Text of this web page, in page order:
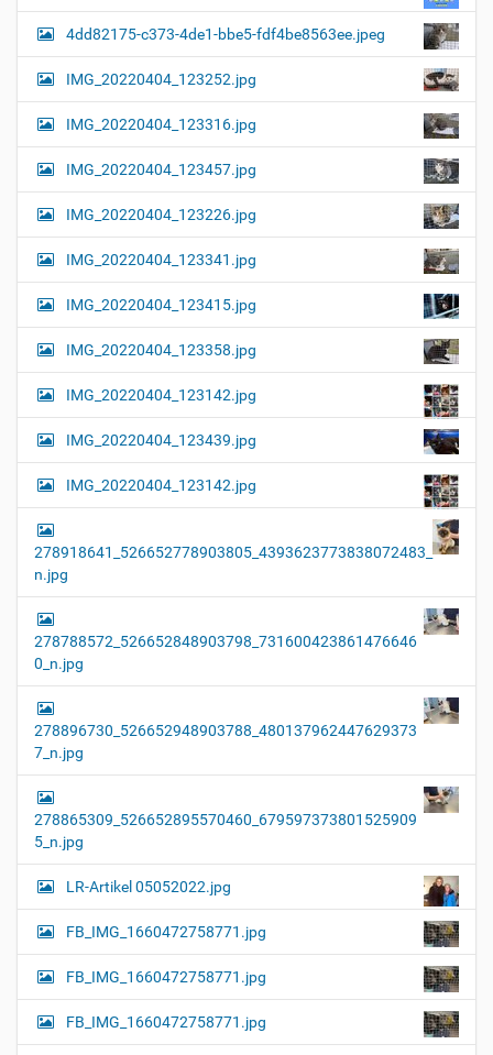
l
e
…
g
a
t
i
o
n
4dd82175-c373-4de1-bbe5-fdf4be8563ee.jpeg
IMG_20220404_123252.jpg
IMG_20220404_123316.jpg
IMG_20220404_123457.jpg
IMG_20220404_123226.jpg
IMG_20220404_123341.jpg
IMG_20220404_123415.jpg
IMG_20220404_123358.jpg
IMG_20220404_123142.jpg
IMG_20220404_123439.jpg
IMG_20220404_123142.jpg
278918641_526652778903805_4393623773838072483_
n.jpg
278788572_526652848903798_731600423861476646
0_n.jpg
278896730_526652948903788_480137962447629373
7_n.jpg
278865309_526652895570460_679597373801525909
5_n.jpg
LR-Artikel 05052022.jpg
FB_IMG_1660472758771.jpg
FB_IMG_1660472758771.jpg
FB_IMG_1660472758771.jpg